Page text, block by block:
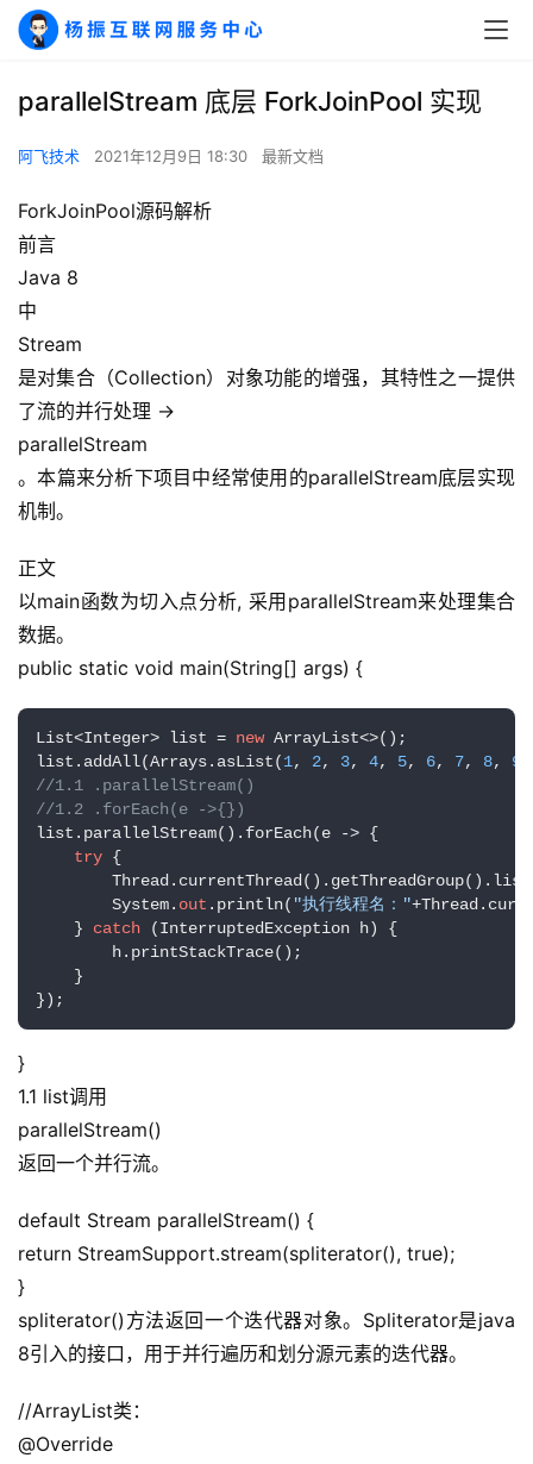
parallelStream 底层 ForkJoinPool 实现
阿飞技术 2021年12月9日 18:30 最新文档
ForkJoinPool源码解析
前言
Java 8
中
Stream
是对集合（Collection）对象功能的增强，其特性之一提供
了流的并行处理 ->
parallelStream
。本篇来分析下项目中经常使用的parallelStream底层实现
机制。
正文
以main函数为切入点分析, 采用parallelStream来处理集合
数据。
public static void main(String[] args) {
List<Integer> list = new ArrayList<>();
list.addAll(Arrays.asList(1, 2, 3, 4, 5, 6, 7, 8, 9
//1.1 .parallelStream()
//1.2 .forEach(e ->{})
list.parallelStream().forEach(e -> {
try {
        System.
out .println( "执行线程名："
    }
catch (InterruptedException h) {
        h.printStackTrace();
    }
});
}
1.1 list调用
parallelStream()
返回一个并行流。
default Stream parallelStream() {
return StreamSupport.stream(spliterator(), true);
}
spliterator()方法返回一个迭代器对象。Spliterator是java
8引入的接口，用于并行遍历和划分源元素的迭代器。
//ArrayList类：
@Override